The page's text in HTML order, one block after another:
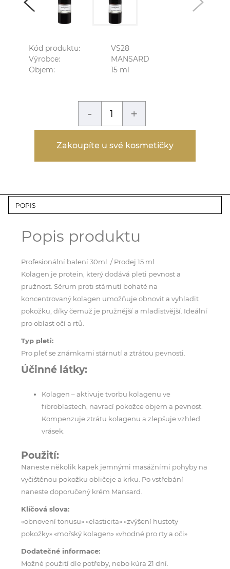
Kód produktu:
VS28
Výrobce:
MANSARD
Objem:
15 ml
- +
Zakoupíte u své kosmetičky
POPIS
Popis produktu
Profesionální balení 30ml / Prodej 15 ml
Kolagen je protein, který dodává pleti pevnost a
pružnost. Sérum proti stárnutí bohaté na
koncentrovaný kolagen umožňuje obnovit a vyhladit
pokožku, díky čemuž je pružnější a mladistvější. Ideální
pro oblast očí a rtů.
Typ pleti:
Pro pleť se známkami stárnutí a ztrátou pevnosti.
Účinné látky:
Kolagen – aktivuje tvorbu kolagenu ve
fibroblastech, navrací pokožce objem a pevnost.
Kompenzuje ztrátu kolagenu a zlepšuje vzhled
vrásek.
Použití:
Naneste několik kapek jemnými masážními pohyby na
vyčištěnou pokožku obličeje a krku. Po vstřebání
naneste doporučený krém Mansard.
Klíčová slova:
«obnovení tonusu» «elasticita» «zvýšení hustoty
pokožky» «mořský kolagen» «vhodné pro rty a oči»
Dodatečné informace:
Možné použití dle potřeby, nebo kúra 21 dní.